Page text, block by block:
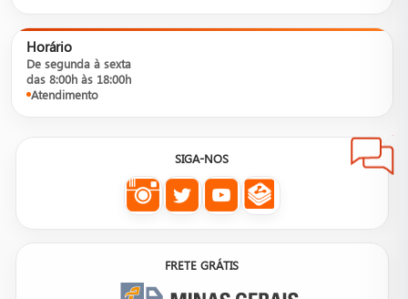
Horário
De segunda à sexta
das 8:00h às 18:00h
Atendimento
SIGA-NOS
FRETE GRÁTIS